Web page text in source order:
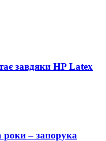
завдяки HP Latex
роки – запорука